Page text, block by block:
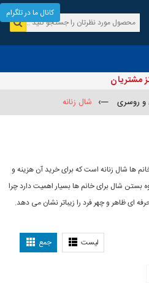
مشتریان
و روسری —› شال زنانه
ها شال زنانه است که برای خرید آن هزینه و
شال برای خانم ها بسیار اهمیت دارد چرا
ای ظاهر و چهر فرد را زیباتر نشان می دهد.
لیست جمع
کانال ما در تلگرام